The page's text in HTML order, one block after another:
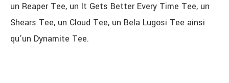
un Reaper Tee, un It Gets Better Every Time Tee, un
Shears Tee, un Cloud Tee, un Bela Lugosi Tee ainsi
qu’un Dynamite Tee.